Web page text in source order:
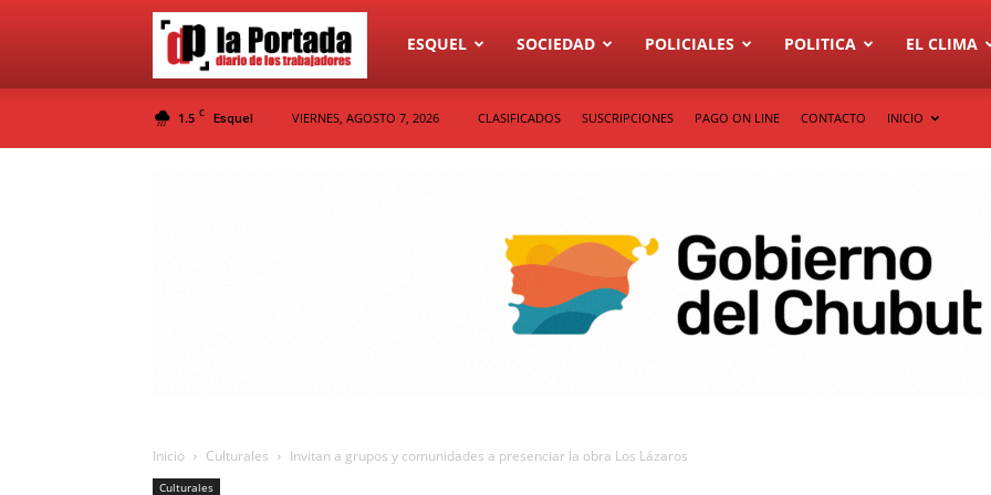
Diario
La
ESQUEL SOCIEDAD POLICIALES POLITICA EL CLIMA
1.5 C Esquel VIERNES, AGOSTO 7, 2026 CLASIFICADOS SUSCRIPCIONES PAGO ON LINE CONTACTO INICIO
Inicio Culturales Invitan a grupos y comunidades a presenciar la obra Los Lázaros
Culturales